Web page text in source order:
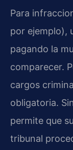
Para
por ejemplo),
pagando la
comparecer.
cargos
obligatoria.
permite que
tribunal